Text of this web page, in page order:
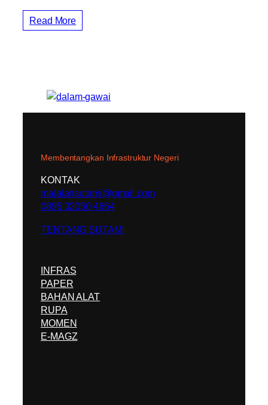
Read More
Membentangkan Infrastruktur Negeri
KONTAK
majalahsutami@gmail.com
0895 32050 4664
TENTANG SUTAMI
INFRAS
PAPER
BAHAN ALAT
RUPA
MOMEN
E-MAGZ